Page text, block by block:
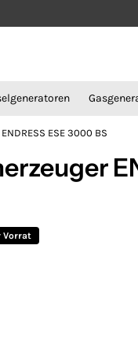
ESE 3000 BS
Vorrat